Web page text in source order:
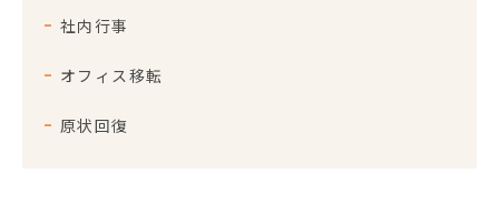
社内行事
オフィス移転
原状回復